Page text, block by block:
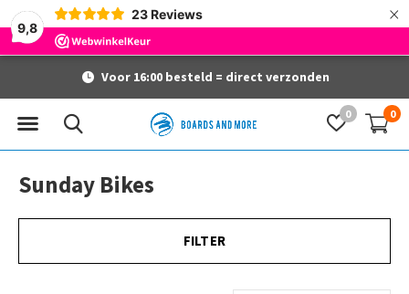
9,8
23 Reviews ×
0 0
Voor 16:00 besteld = direct verzonden
Sunday Bikes
FILTER